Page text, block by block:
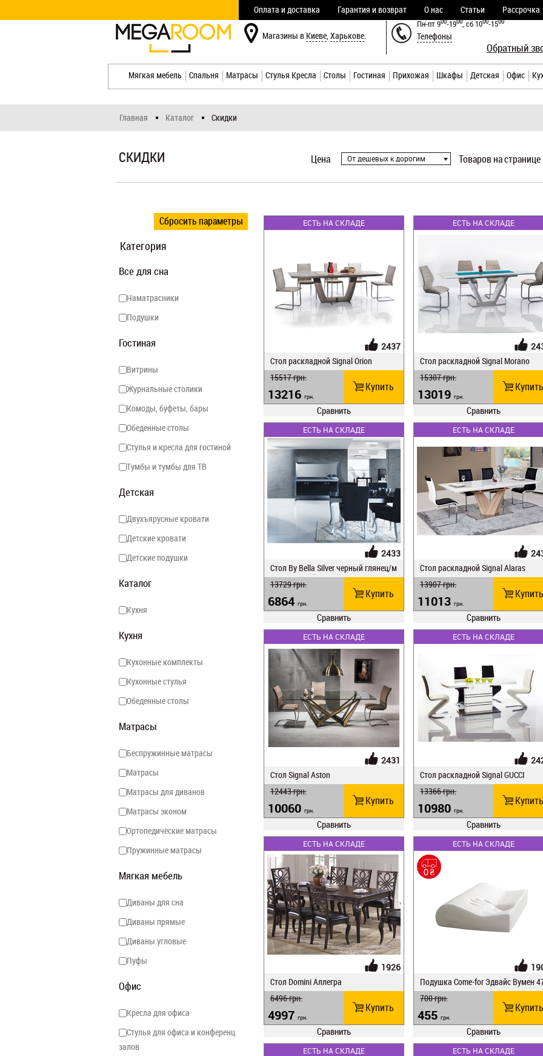
Оплата и доставка Гарантия и возврат О нас Статьи Рассрочка
Магазины в Киеве, Харькове.
Пн-пт 900-1900, сб 1000-1500
Телефоны
Обратный
Мягкая мебель Спальня Матрасы Стулья Кресла Столы Гостиная Прихожая Шкафы Детская Офис
Главная Каталог Скидки
СКИДКИ Цена От дешевых к дорогим Товаров на странице
Сбросить параметры
Категория
Все для сна
Наматрасники
Подушки
Гостиная
Витрины
Журнальные столики
Комоды, буфеты, бары
Обеденные столы
Стулья и кресла для гостиной
Тумбы и тумбы для ТВ
Детская
Двухъярусные кровати
Детские кровати
Детские подушки
Каталог
Кухня
Кухня
Кухонные комплекты
Кухонные стулья
Обеденные столы
Матрасы
Беспружинные матрасы
Матрасы
Матрасы для диванов
Матрасы эконом
Ортопедические матрасы
Пружинные матрасы
Мягкая мебель
Диваны для сна
Диваны прямые
Диваны угловые
Пуфы
Офис
Кресла для офиса
Стулья для офиса и конференц
залов
ЕСТЬ НА СКЛАДЕ
2437
Стол раскладной Signal Orion
15517грн.
13216 грн.
Купить
Сравнить
ЕСТЬ НА СКЛАДЕ
Стол раскладной Signal Morano
15307грн.
13019 грн.
Купить
Сравнить
ЕСТЬ НА СКЛАДЕ
2433
Стол Ву Веlla Silver черный глянец/м
атовое серебро
13729грн.
6864 грн.
Купить
Сравнить
ЕСТЬ НА СКЛАДЕ
Стол раскладной Signal Alaras
13907грн.
11013 грн.
Купить
Сравнить
ЕСТЬ НА СКЛАДЕ
2431
Стол Signal Aston
12443грн.
10060 грн.
Купить
Сравнить
ЕСТЬ НА СКЛАДЕ
Стол раскладной Signal GUCCI
13366грн.
10980 грн.
Купить
Сравнить
ЕСТЬ НА СКЛАДЕ
1926
Стол Domini Аллегра
6496грн.
4997 грн.
Купить
Сравнить
ЕСТЬ НА СКЛАДЕ
Подушка Come-for Эдвайс Вумен
30х10
700грн.
455 грн.
Купить
Сравнить
ЕСТЬ НА СКЛАДЕ ЕСТЬ НА СКЛАДЕ